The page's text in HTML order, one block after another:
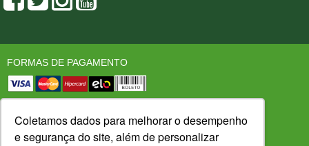
Coletamos dados para melhorar o desempenho
e segurança do site, além de personalizar
FORMAS DE PAGAMENTO
SEGURANÇA LOJA CONFIÁVEL